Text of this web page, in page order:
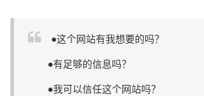
●这个网站有我想要的吗？
●有足够的信息吗？
●我可以信任这个网站吗？